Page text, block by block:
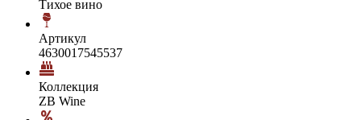
Тихое вино
Артикул
4630017545537
Коллекция
ZB Wine